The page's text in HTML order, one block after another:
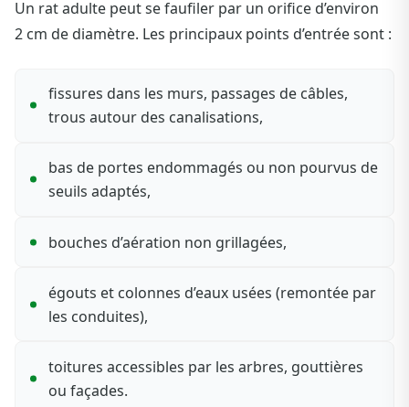
Un rat adulte peut se faufiler par un orifice d’environ
2 cm de diamètre. Les principaux points d’entrée sont :
fissures dans les murs, passages de câbles,
trous autour des canalisations,
bas de portes endommagés ou non pourvus de
seuils adaptés,
bouches d’aération non grillagées,
égouts et colonnes d’eaux usées (remontée par
les conduites),
toitures accessibles par les arbres, gouttières
ou façades.